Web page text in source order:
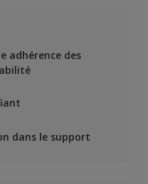
adhérence des
dans le support